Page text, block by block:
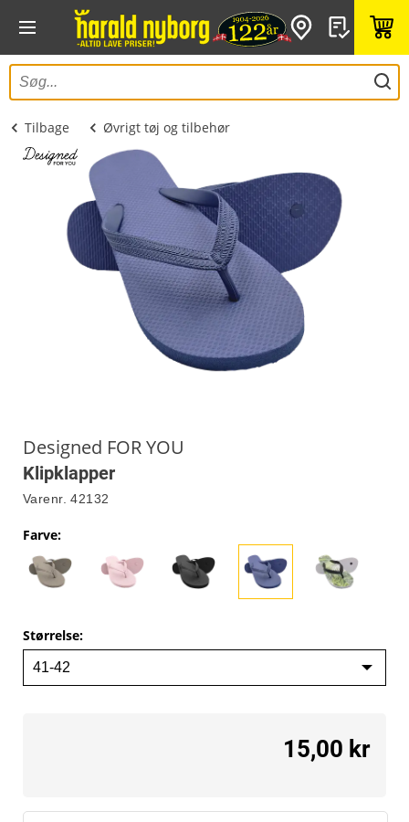
Tilbage Øvrigt tøj og tilbehør
Designed FOR YOU
Klipklapper
Varenr. 42132
Farve:
Størrelse:
15,00 kr